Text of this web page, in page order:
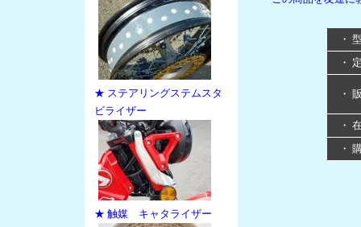
★ ステアリングステムスタ
ビライザー
★ 触媒 キャタライザー
・
・
・
・
・